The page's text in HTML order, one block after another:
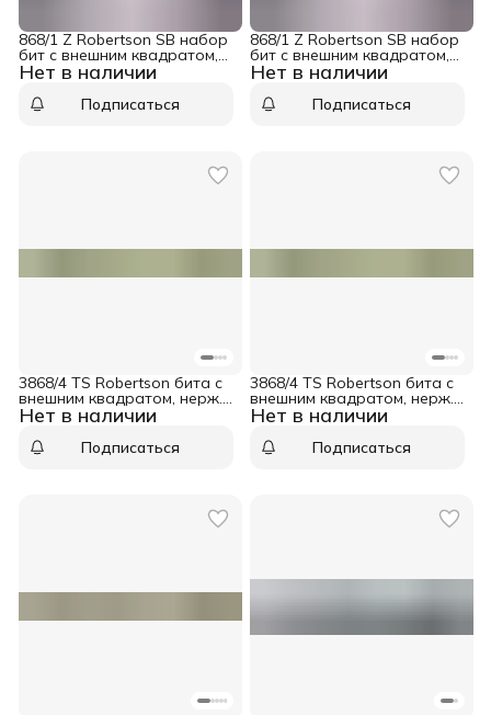
Нет в наличии
868/1 Z Robertson SB набор
бит с внешним квадратом,
1/4&quot; C6.3, R 2 x 25 мм, 2
шт Wera WE-073075
Подписаться
Нет в наличии
868/1 Z Robertson SB набор
бит с внешним квадратом,
1/4&quot; C6.3, R 1 x 25 мм, 2
шт Wera WE-073074
Подписаться
Нет в наличии
3868/4 TS Robertson бита с
внешним квадратом, нерж.,
1/4&quot; E6.3, R 3 x 89 мм
Wera WE-071099
Подписаться
Нет в наличии
3868/4 TS Robertson бита с
внешним квадратом, нерж.,
1/4&quot; E6.3, R 2 x 89 мм
Wera WE-071098
Подписаться